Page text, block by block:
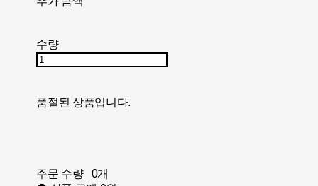
수량
품절된 상품입니다.
주문 수량
0개